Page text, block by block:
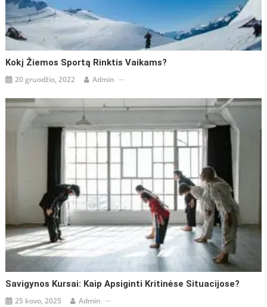
Kokį Žiemos Sportą Rinktis Vaikams?
20 gruodžio, 2022 Admin
Savigynos Kursai: Kaip Apsiginti Kritinėse Situacijose?
25 kovo, 2025 Admin